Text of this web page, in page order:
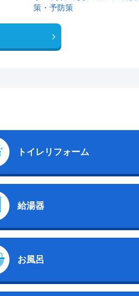
策・予防策
トイレリフォーム
給湯器
お風呂